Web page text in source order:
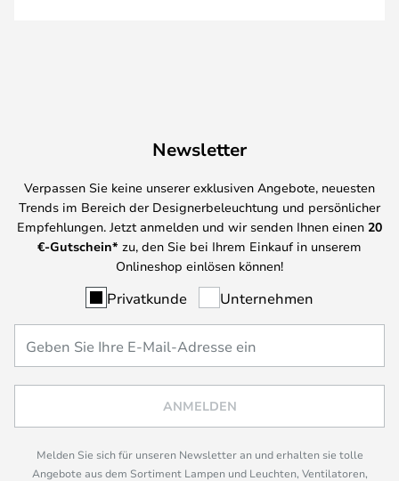
Newsletter
Verpassen Sie keine unserer exklusiven Angebote, neuesten
Trends im Bereich der Designerbeleuchtung und persönlicher
Empfehlungen. Jetzt anmelden und wir senden Ihnen einen 20
€-Gutschein* zu, den Sie bei Ihrem Einkauf in unserem
Onlineshop einlösen können!
Privatkunde Unternehmen
ANMELDEN
Melden Sie sich für unseren Newsletter an und erhalten sie tolle
Angebote aus dem Sortiment Lampen und Leuchten, Ventilatoren,